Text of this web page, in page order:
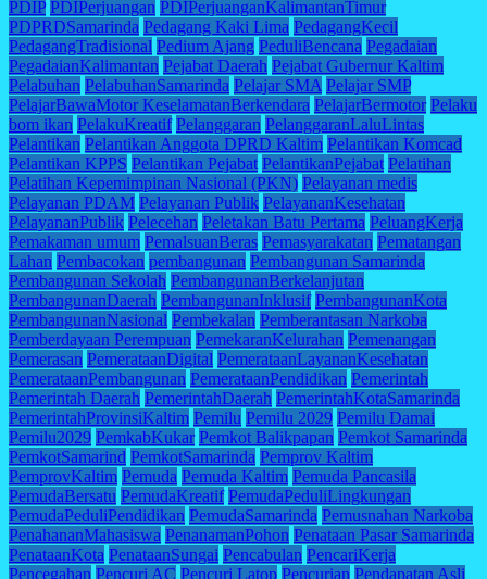
PDIP PDIPerjuangan PDIPerjuanganKalimantanTimur
PDPRDSamarinda Pedagang Kaki Lima PedagangKecil
PedagangTradisional Pedium Ajang PeduliBencana Pegadaian
PegadaianKalimantan Pejabat Daerah Pejabat Gubernur Kaltim
Pelabuhan PelabuhanSamarinda Pelajar SMA Pelajar SMP
PelajarBawaMotor KeselamatanBerkendara PelajarBermotor Pelaku
bom ikan PelakuKreatif Pelanggaran PelanggaranLaluLintas
Pelantikan Pelantikan Anggota DPRD Kaltim Pelantikan Komcad
Pelantikan KPPS Pelantikan Pejabat PelantikanPejabat Pelatihan
Pelatihan Kepemimpinan Nasional (PKN) Pelayanan medis
Pelayanan PDAM Pelayanan Publik PelayananKesehatan
PelayananPublik Pelecehan Peletakan Batu Pertama PeluangKerja
Pemakaman umum PemalsuanBeras Pemasyarakatan Pematangan
Lahan Pembacokan pembangunan Pembangunan Samarinda
Pembangunan Sekolah PembangunanBerkelanjutan
PembangunanDaerah PembangunanInklusif PembangunanKota
PembangunanNasional Pembekalan Pemberantasan Narkoba
Pemberdayaan Perempuan PemekaranKelurahan Pemenangan
Pemerasan PemerataanDigital PemerataanLayananKesehatan
PemerataanPembangunan PemerataanPendidikan Pemerintah
Pemerintah Daerah PemerintahDaerah PemerintahKotaSamarinda
PemerintahProvinsiKaltim Pemilu Pemilu 2029 Pemilu Damai
Pemilu2029 PemkabKukar Pemkot Balikpapan Pemkot Samarinda
PemkotSamarind PemkotSamarinda Pemprov Kaltim
PemprovKaltim Pemuda Pemuda Kaltim Pemuda Pancasila
PemudaBersatu PemudaKreatif PemudaPeduliLingkungan
PemudaPeduliPendidikan PemudaSamarinda Pemusnahan Narkoba
PenahananMahasiswa PenanamanPohon Penataan Pasar Samarinda
PenataanKota PenataanSungai Pencabulan PencariKerja
Pencegahan Pencuri AC Pencuri Latop Pencurian Pendapatan Asli